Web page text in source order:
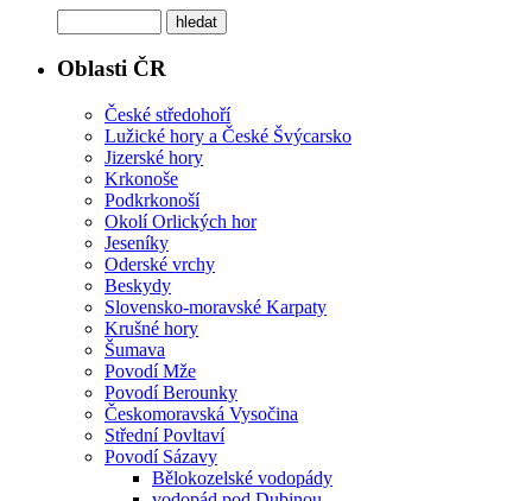
Oblasti ČR
České středohoří
Lužické hory a České Švýcarsko
Jizerské hory
Krkonoše
Podkrkonoší
Okolí Orlických hor
Jeseníky
Oderské vrchy
Beskydy
Slovensko-moravské Karpaty
Krušné hory
Šumava
Povodí Mže
Povodí Berounky
Českomoravská Vysočina
Střední Povltaví
Povodí Sázavy
Bělokozelské vodopády